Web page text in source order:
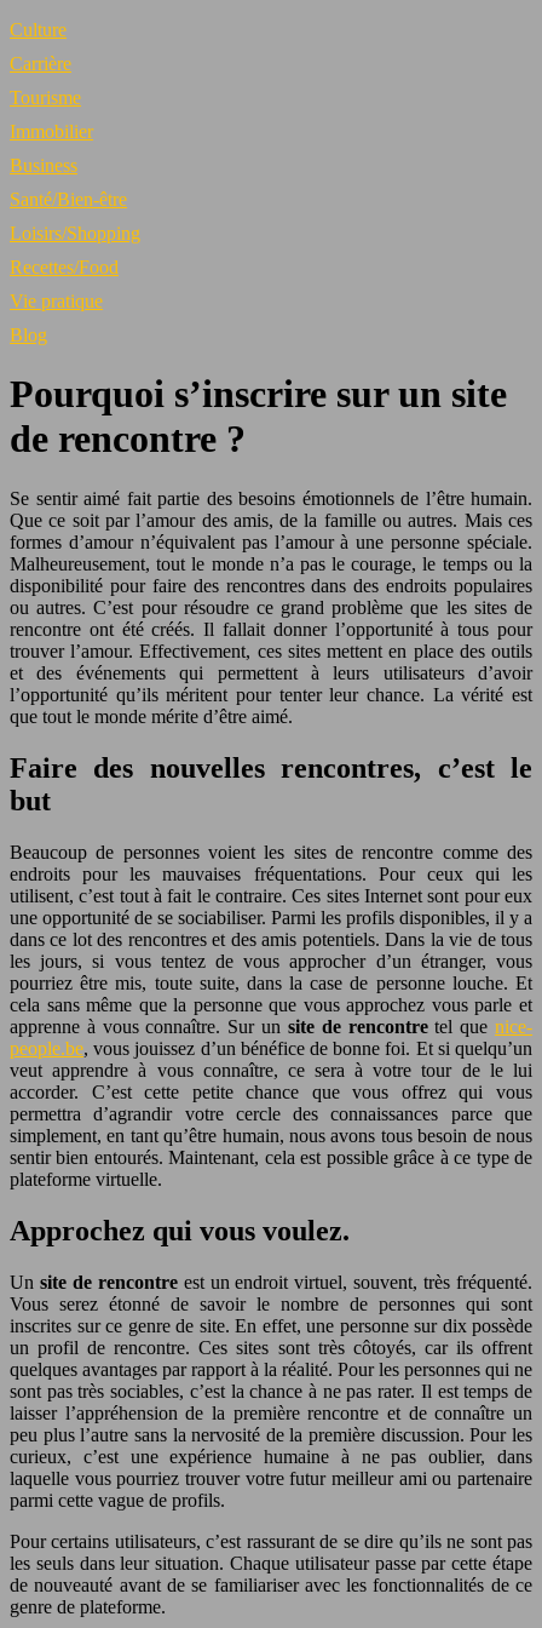
Culture
Carrière
Tourisme
Immobilier
Business
Santé/Bien-être
Loisirs/Shopping
Recettes/Food
Vie pratique
Blog
Pourquoi s’inscrire sur un site
de rencontre ?
Se sentir aimé fait partie des besoins émotionnels de l’être humain.
Que ce soit par l’amour des amis, de la famille ou autres. Mais ces
formes d’amour n’équivalent pas l’amour à une personne spéciale.
Malheureusement, tout le monde n’a pas le courage, le temps ou la
disponibilité pour faire des rencontres dans des endroits populaires
ou autres. C’est pour résoudre ce grand problème que les sites de
rencontre ont été créés. Il fallait donner l’opportunité à tous pour
trouver l’amour. Effectivement, ces sites mettent en place des outils
et des événements qui permettent à leurs utilisateurs d’avoir
l’opportunité qu’ils méritent pour tenter leur chance. La vérité est
que tout le monde mérite d’être aimé.
Faire des nouvelles rencontres, c’est le
but
Beaucoup de personnes voient les sites de rencontre comme des
endroits pour les mauvaises fréquentations. Pour ceux qui les
utilisent, c’est tout à fait le contraire. Ces sites Internet sont pour eux
une opportunité de se sociabiliser. Parmi les profils disponibles, il y a
dans ce lot des rencontres et des amis potentiels. Dans la vie de tous
les jours, si vous tentez de vous approcher d’un étranger, vous
pourriez être mis, toute suite, dans la case de personne louche. Et
cela sans même que la personne que vous approchez vous parle et
apprenne à vous connaître. Sur un site de rencontretel quenice-
people.be, vous jouissez d’un bénéfice de bonne foi. Et si quelqu’un
veut apprendre à vous connaître, ce sera à votre tour de le lui
accorder. C’est cette petite chance que vous offrez qui vous
permettra d’agrandir votre cercle des connaissances parce que
simplement, en tant qu’être humain, nous avons tous besoin de nous
sentir bien entourés. Maintenant, cela est possible grâce à ce type de
plateforme virtuelle.
Approchez qui vous voulez.
Un site de rencontreest un endroit virtuel, souvent, très fréquenté.
Vous serez étonné de savoir le nombre de personnes qui sont
inscrites sur ce genre de site. En effet, une personne sur dix possède
un profil de rencontre. Ces sites sont très côtoyés, car ils offrent
quelques avantages par rapport à la réalité. Pour les personnes qui ne
sont pas très sociables, c’est la chance à ne pas rater. Il est temps de
laisser l’appréhension de la première rencontre et de connaître un
peu plus l’autre sans la nervosité de la première discussion. Pour les
curieux, c’est une expérience humaine à ne pas oublier, dans
laquelle vous pourriez trouver votre futur meilleur ami ou partenaire
parmi cette vague de profils.
Pour certains utilisateurs, c’est rassurant de se dire qu’ils ne sont pas
les seuls dans leur situation. Chaque utilisateur passe par cette étape
de nouveauté avant de se familiariser avec les fonctionnalités de ce
genre de plateforme.